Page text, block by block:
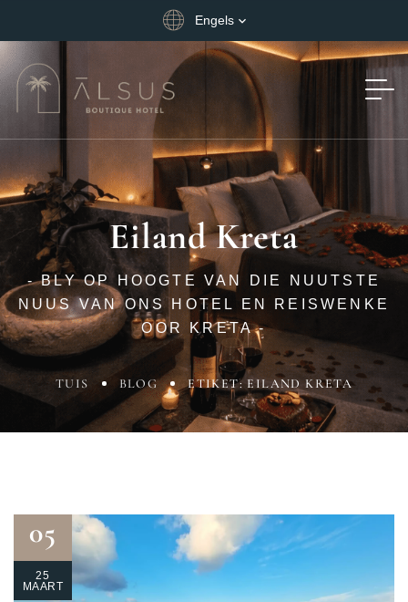
Engels
Eiland Kreta
- BLY OP HOOGTE VAN DIE NUUTSTE
NUUS VAN ONS HOTEL EN REISWENKE
OOR KRETA -
TUIS BLOG ETIKET: EILAND KRETA
05
25
MAART